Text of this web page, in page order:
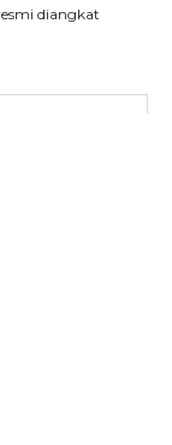
diangkat